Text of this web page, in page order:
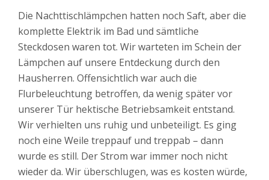
Die Nachttischlämpchen hatten noch Saft, aber die
komplette Elektrik im Bad und sämtliche
Steckdosen waren tot. Wir warteten im Schein der
Lämpchen auf unsere Entdeckung durch den
Hausherren. Offensichtlich war auch die
Flurbeleuchtung betroffen, da wenig später vor
unserer Tür hektische Betriebsamkeit entstand.
Wir verhielten uns ruhig und unbeteiligt. Es ging
noch eine Weile treppauf und treppab – dann
wurde es still. Der Strom war immer noch nicht
wieder da. Wir überschlugen, was es kosten würde,